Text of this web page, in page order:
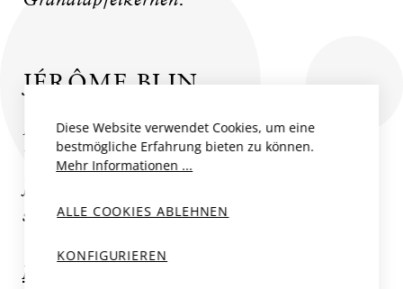
JÉRÔME BLIN
Die Familie Blin betreibt Weinbau im
Vallée de la Marne seit dem 17.
Jahrhundert. Jérôme Blin beschließt nach
seinem Studium...
Mehr zum Produzent
Diese Website verwendet Cookies, um eine
bestmögliche Erfahrung bieten zu können.
Mehr Informationen ...
ALLE COOKIES ABLEHNEN
KONFIGURIEREN